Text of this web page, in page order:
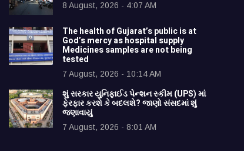
8 August, 2026 - 4:07 AM
The health of Gujarat’s public is at
God’s mercy as hospital supply
Medicines samples are not being
tested
7 August, 2026 - 10:14 AM
શું સરકાર યુનિફાઈડ પેન્શન સ્કીમ (UPS) માં
ફેરફાર કરશે કે બદલશે? જાણો સંસદમાં શું
જણાવાયું
7 August, 2026 - 8:01 AM